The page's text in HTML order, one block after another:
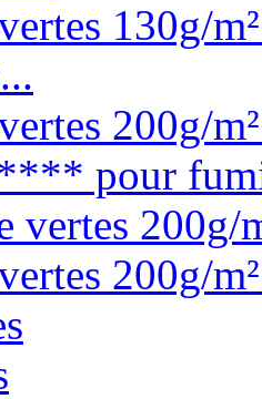
130g/
200g/
pour
vertes
200g/